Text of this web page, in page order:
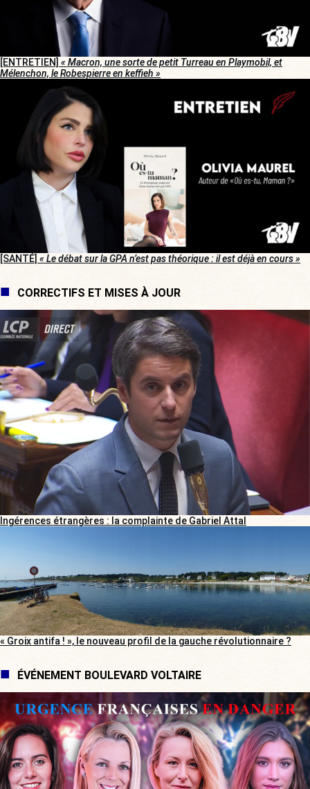
[ENTRETIEN] « Macron, une sorte de petit Turreau en Playmobil, et
Mélenchon, le Robespierre en keffieh »
[SANTÉ] « Le débat sur la GPA n’est pas théorique : il est déjà en cours »
CORRECTIFS ET MISES À JOUR
Ingérences étrangères : la complainte de Gabriel Attal
« Groix antifa ! », le nouveau profil de la gauche révolutionnaire ?
ÉVÉNEMENT BOULEVARD VOLTAIRE